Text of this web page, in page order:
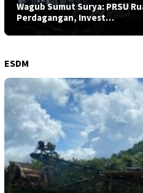
Wagub Sumut Surya: PRSU
Perdagangan, Invest…
ESDM